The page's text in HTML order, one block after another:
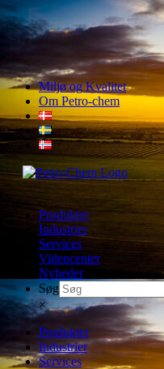
Skip
to
content
Miljø og Kvalitet
Om Petro-chem
Produkter
Industrier
Services
Videncenter
Nyheder
Søg
×
Produkter
Industrier
Services